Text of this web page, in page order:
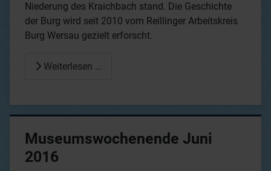
Niederung des Kraichbach stand. Die Geschichte
der Burg wird seit 2010 vom Reillinger Arbeitskreis
Burg Wersau gezielt erforscht.
Weiterlesen …
Museumswochenende Juni
2016